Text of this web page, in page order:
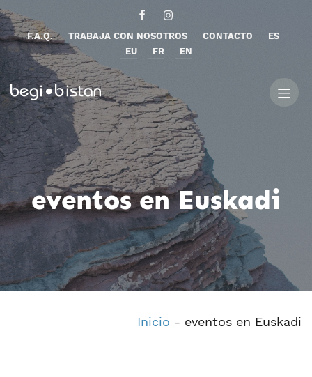
F.A.Q. TRABAJA CON NOSOTROS CONTACTO
ES
EU
FR EN
eventos en Euskadi
Inicio - eventos en Euskadi